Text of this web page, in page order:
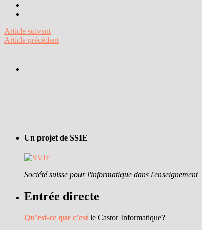
Article suivant
Article précédent
Un projet de SSIE
Société suisse pour l'informatique dans l'enseignement
Entrée directe
Qu’est-ce que c’est le Castor Informatique?